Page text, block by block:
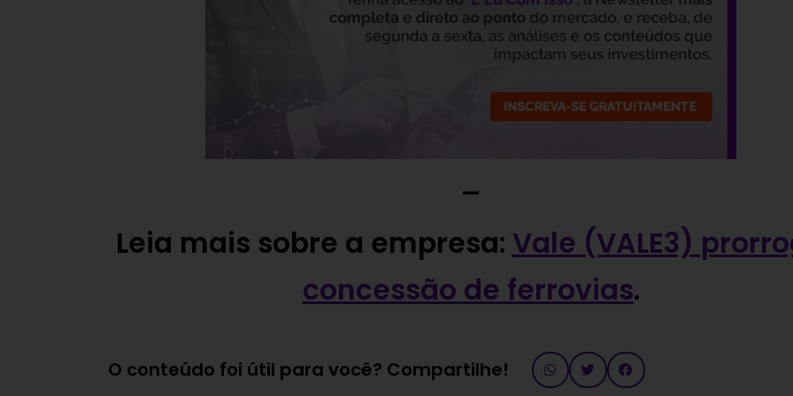
—
Leia mais sobre a empresa: Vale (VALE3)
concessão de ferrovias.
O conteúdo foi útil para você? Compartilhe!